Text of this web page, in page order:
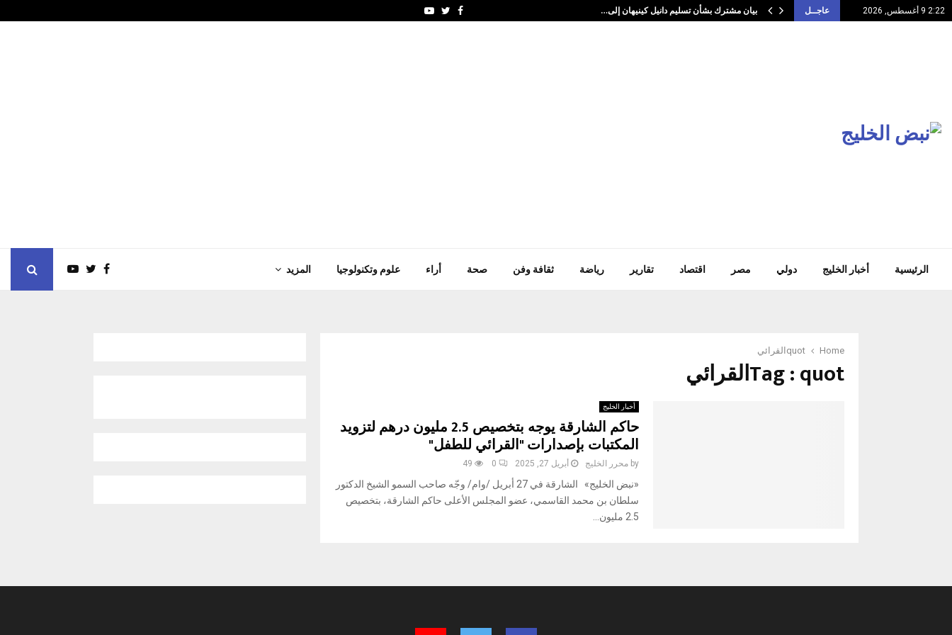
2:22 9 أغسطس, 2026 عاجــل بيان مشترك بشأن تسليم دانيل كينيهان إلى… Facebook
Twitter
Youtube
الرئيسية أخبار الخليج دولي مصر اقتصاد تقارير رياضة ثقافة وفن صحة أراء علوم وتكنولوجيا المزيد
Home quotالقرائي
Tag : quotالقرائي
أخبار الخليج
حاكم الشارقة يوجه بتخصيص 2.5 مليون درهم لتزويد
المكتبات بإصدارات "القرائي للطفل"
by محرر الخليج أبريل 27, 2025 0
49
«نبض الخليج» الشارقة في 27 أبريل /وام/ وجّه صاحب السمو الشيخ الدكتور
سلطان بن محمد القاسمي، عضو المجلس الأعلى حاكم الشارقة، بتخصيص
2.5 مليون...